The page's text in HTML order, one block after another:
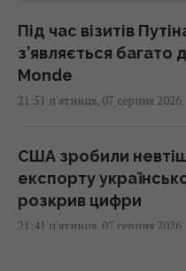
Під час візитів
з’являється
Monde
21:51 п'ятниця, 07 серпня 2026
США зробили
експорту
розкрив цифри
21:41 п'ятниця, 07 серпня 2026